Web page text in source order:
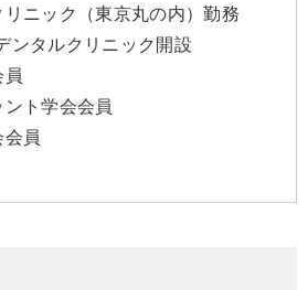
ニック（東京丸の内）勤務
ンタルクリニック開設
員
ント学会会員
会員